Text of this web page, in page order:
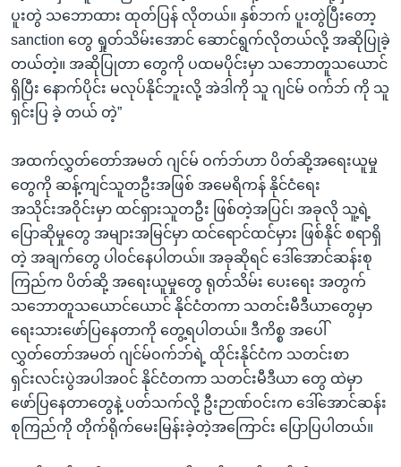
ပူးတွဲ သဘောထား ထုတ်ပြန် လိုတယ်။ နှစ်ဘက် ပူးတွဲပြီးတော့
sanction တွေ ရှုတ်သိမ်းအောင် ဆောင်ရွက်လိုတယ်လို့ အဆိုပြုခဲ့
တယ်တဲ့။ အဆိုပြုတာ တွေကို ပထမပိုင်းမှာ သဘောတူသယောင်
ရှိပြီး နောက်ပိုင်း မလုပ်နိုင်ဘူးလို့ အဲဒါကို သူ ဂျင်မ် ဝက်ဘ် ကို သူ
ရှင်းပြ ခဲ့ တယ် တဲ့”
အထက်လွှတ်တော်အမတ် ဂျင်မ် ဝက်ဘ်ဟာ ပိတ်ဆို့အရေးယူမှု
တွေကို ဆန့်ကျင်သူတဦးအဖြစ် အမေရိကန် နိုင်ငံရေး
အသိုင်းအဝိုင်းမှာ ထင်ရှားသူတဦး ဖြစ်တဲ့အပြင်၊ အခုလို သူ့ရဲ့
ပြောဆိုမှုတွေ အများအမြင်မှာ ထင်ရောင်ထင်မှား ဖြစ်နိုင် စရာရှိ
တဲ့ အချက်တွေ ပါဝင်နေပါတယ်။ အခုဆိုရင် ဒေါ်အောင်ဆန်းစု
ကြည်က ပိတ်ဆို့ အရေးယူမှုတွေ ရုတ်သိမ်း ပေးရေး အတွက်
သဘောတူသယောင်ယောင် နိုင်ငံတကာ သတင်းမီဒီယာတွေမှာ
ရေးသားဖော်ပြနေတာကို တွေ့ရပါတယ်။ ဒီကိစ္စ အပေါ်
လွှတ်တော်အမတ် ဂျင်မ်ဝက်ဘ်ရဲ့ ထိုင်းနိုင်ငံက သတင်းစာ
ရှင်းလင်းပွဲအပါအဝင် နိုင်ငံတကာ သတင်းမီဒီယာ တွေ ထဲမှာ
ဖော်ပြနေတာတွေနဲ့ ပတ်သက်လို့ ဦးဉာဏ်ဝင်းက ဒေါ်အောင်ဆန်း
စုကြည်ကို တိုက်ရိုက်မေးမြန်းခဲ့တဲ့အကြောင်း ပြောပြပါတယ်။